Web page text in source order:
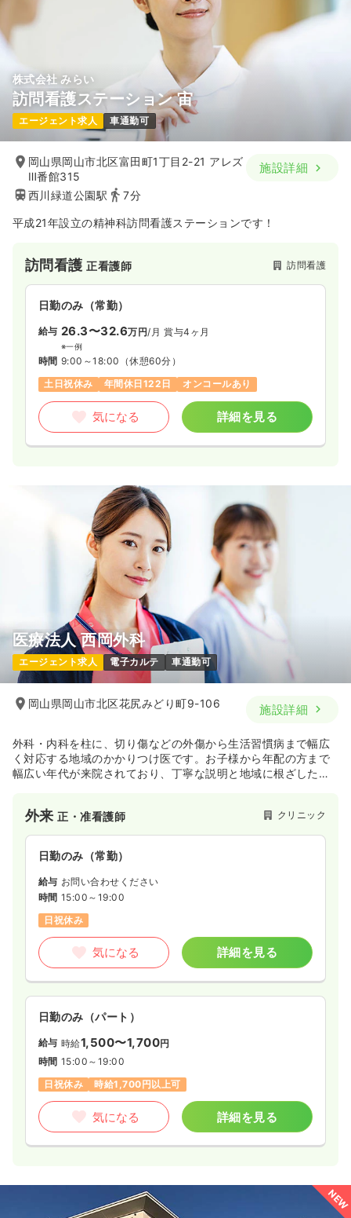
株式会社 みらい
訪問看護ステーション 宙
エージェント求人 車通勤可
岡山県岡山市北区富田町1丁目2-21 アレズ
Ⅲ番館315
西川緑道公園駅
7分
施設詳細
平成21年設立の精神科訪問看護ステーションです！
訪問看護正看護師 訪問看護
日勤のみ（常勤）
給与 26.3〜32.6万円/月 賞与4ヶ月
※一例
時間 9:00～18:00 （休憩60分）
土日祝休み
年間休日122日 オンコールあり
気になる 詳細を見る
医療法人 西岡外科
エージェント求人 電子カルテ 車通勤可
岡山県岡山市北区花尻みどり町9-106 施設詳細
外科・内科を柱に、切り傷などの外傷から生活習慣病まで幅広
く対応する地域のかかりつけ医です。お子様から年配の方まで
幅広い年代が来院されており、丁寧な説明と地域に根ざした親
外来正・准看護師 クリニック
日勤のみ（常勤）
給与 お問い合わせください
時間 15:00～19:00
日祝休み
気になる 詳細を見る
日勤のみ（パート）
給与 時給1,500〜1,700円
時間 15:00～19:00
日祝休み
時給1,700円以上可
気になる 詳細を見る
NEW